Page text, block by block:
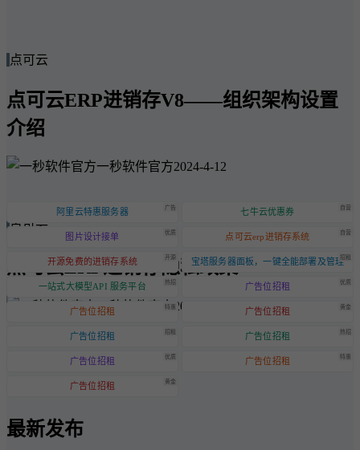
点可云
点可云ERP进销存V8——组织架构设置
介绍
一秒软件官方2024-4-12
点可云
点可云ERP进销存隐私政策
一秒软件官方2024-6-20
阿里云特惠服务器 广告 七牛云优惠券 自营
图片设计接单 优质 点可云erp进销存系统 自营
开源免费的进销存系统 开源 宝塔服务器面板，一键全能部署及管理招租
一站式大模型API 服务平台 热招 广告位招租 优质
广告位招租 特惠 广告位招租 黄金
广告位招租 招租 广告位招租 热招
广告位招租 优质 广告位招租 特惠
广告位招租 黄金
最新发布